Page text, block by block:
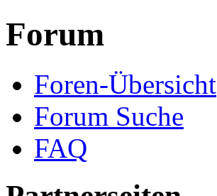
Forum
Foren-Übersicht
Forum Suche
FAQ